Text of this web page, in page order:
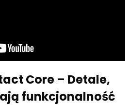
Core – Detale,
funkcjonalność